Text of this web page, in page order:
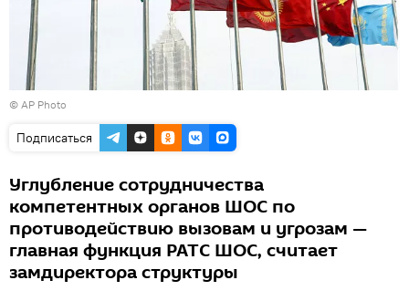
© AP Photo
Подписаться
Углубление сотрудничества
компетентных органов ШОС по
противодействию вызовам и угрозам —
главная функция РАТС ШОС, считает
замдиректора структуры